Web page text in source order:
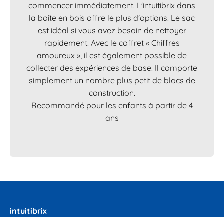
commencer immédiatement. L'intuitibrix dans
la boîte en bois offre le plus d'options. Le sac
est idéal si vous avez besoin de nettoyer
rapidement. Avec le coffret « Chiffres
amoureux », il est également possible de
collecter des expériences de base. Il comporte
simplement un nombre plus petit de blocs de
construction.
Recommandé pour les enfants à partir de 4
ans
intuitibrix